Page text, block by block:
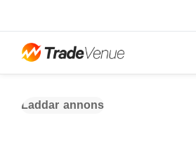
Laddar annons